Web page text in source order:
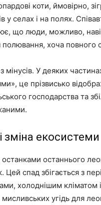
коти, ймовірно,
у селах і на полях.
що люди, можливо,
хоча повного
У деяких
це прізвисько
господарства та
зміна екосистеми
останками останнього
Цей спад збігається з
холоднішим
угідь для